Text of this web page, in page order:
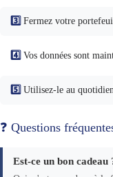
3️⃣ Fermez votre
4️⃣ Vos données sont
5️⃣ Utilisez-le au
❓ Questions
Est-ce un bon cadeau